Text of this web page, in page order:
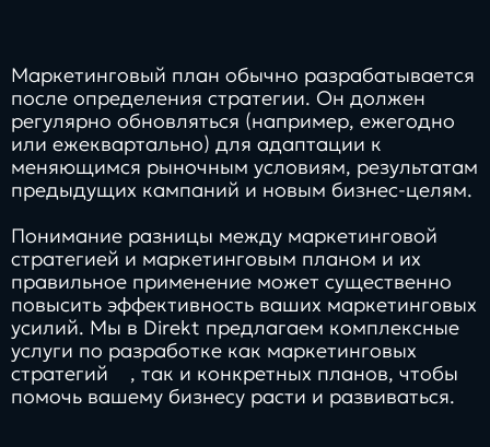
Маркетинговый план обычно разрабатывается
после определения стратегии. Он должен
регулярно обновляться (например, ежегодно
или ежеквартально) для адаптации к
меняющимся рыночным условиям, результатам
предыдущих кампаний и новым бизнес-целям.
Понимание разницы между маркетинговой
стратегией и маркетинговым планом и их
правильное применение может существенно
повысить эффективность ваших маркетинговых
усилий. Мы в Direkt предлагаем комплексные
услуги по разработке как маркетинговых
стратегий
, так и конкретных планов, чтобы
помочь вашему бизнесу расти и развиваться.